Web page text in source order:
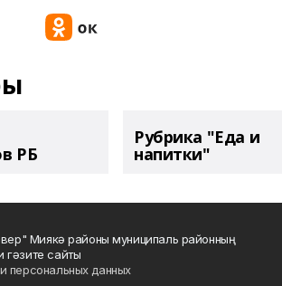
РБ
Рубрика "Еда и
напитки"
Миякә районы муниципаль районның
сайты
персональных данных